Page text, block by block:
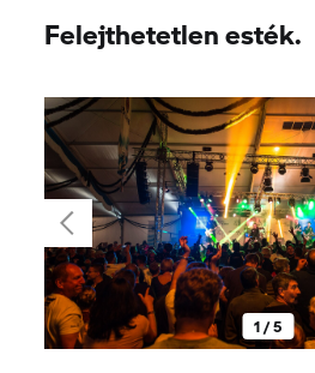
Felejthetetlen esték.
1 / 5